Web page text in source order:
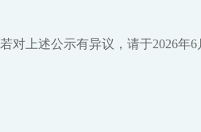
若对上述公示有异议，请于2026年